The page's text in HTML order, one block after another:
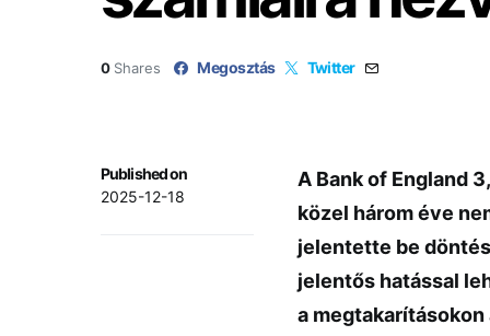
0 Shares Megosztás Twitter
Published on
2025-12-18
A Bank of England
közel három éve
jelentette be
jelentős hatással
a